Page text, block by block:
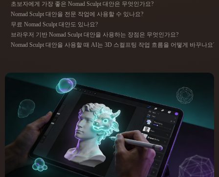
ComfyUI
21
Flat Gothic Hand-Painted
Industrial Isometric Medieval
Minimalist Modern Organic Photorealistic
Pixel Art Realistic Stylized
초보자에게 가장 좋은 Nomad Sculpt 대안은 무엇인가요?
Nomad Sculpt 대안을 전문 작업에 사용할 수 있나요?
무료 Nomad Sculpt 대안도 있나요?
브라우저 기반 Nomad Sculpt 대안을 사용하는 장점은 무엇인가요?
Nomad Sculpt 대안을 사용할 때 AI는 3D 스컬프팅 작업 흐름을 어떻게 바꾸나요?